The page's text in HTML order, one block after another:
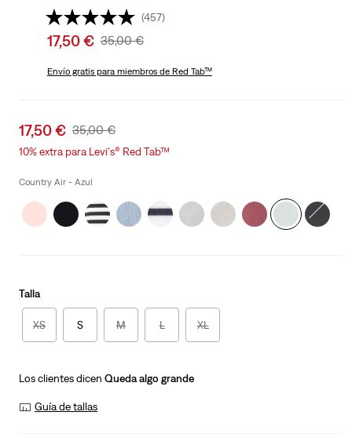
(457)
Sale
is
17,50 € Original
Was
35,00 €
Envío gratispara miembros de Red Tab™
Sale
price
17,50 € Original
Price
35,00 €
10% extra para Levi's® Red Tab™
Country Air - Azul
Talla
XS S M L XL
Los clientes dicen Queda algo grande
Guía de tallas